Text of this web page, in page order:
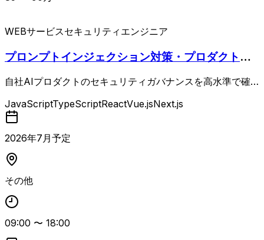
WEBサービスセキュリティエンジニア
プロンプトインジェクション対策・プロダクトセ
自社AIプロダクトのセキュリティガバナンスを高水準で確
Oや開発エンジニアと連携し、セキュリティ方針策定から設
計・実装支援、脆弱性管理、インシデント対応体制構築、社
内へのセキュリティ啓蒙まで一気通貫でリードいただきま
ィルタリング・サニタイズ、マルチテナント環境でのデータ
重要となる案件です。 スタートアップまたはメガベンチャ
ーでのWebアプリケーションセキュリティ実務経験と、AW
Sを中心としたクラウドセキュリティ設計・運用経験が求め
られます。
JavaScriptTypeScriptReactVue.jsNext.js
2026年7月予定
その他
09:00 〜 18:00